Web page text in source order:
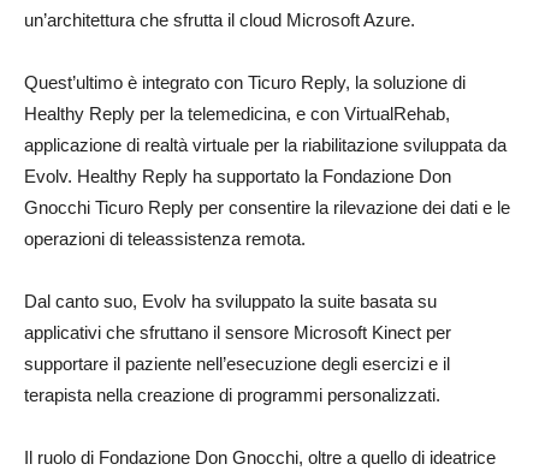
un’architettura che sfrutta il cloud Microsoft Azure.
Quest’ultimo è integrato con Ticuro Reply, la soluzione di
Healthy Reply per la telemedicina, e con VirtualRehab,
applicazione di realtà virtuale per la riabilitazione sviluppata da
Evolv. Healthy Reply ha supportato la Fondazione Don
Gnocchi Ticuro Reply per consentire la rilevazione dei dati e le
operazioni di teleassistenza remota.
Dal canto suo, Evolv ha sviluppato la suite basata su
applicativi che sfruttano il sensore Microsoft Kinect per
supportare il paziente nell’esecuzione degli esercizi e il
terapista nella creazione di programmi personalizzati.
Il ruolo di Fondazione Don Gnocchi, oltre a quello di ideatrice